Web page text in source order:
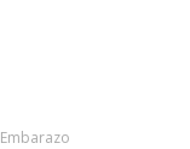
Embarazo